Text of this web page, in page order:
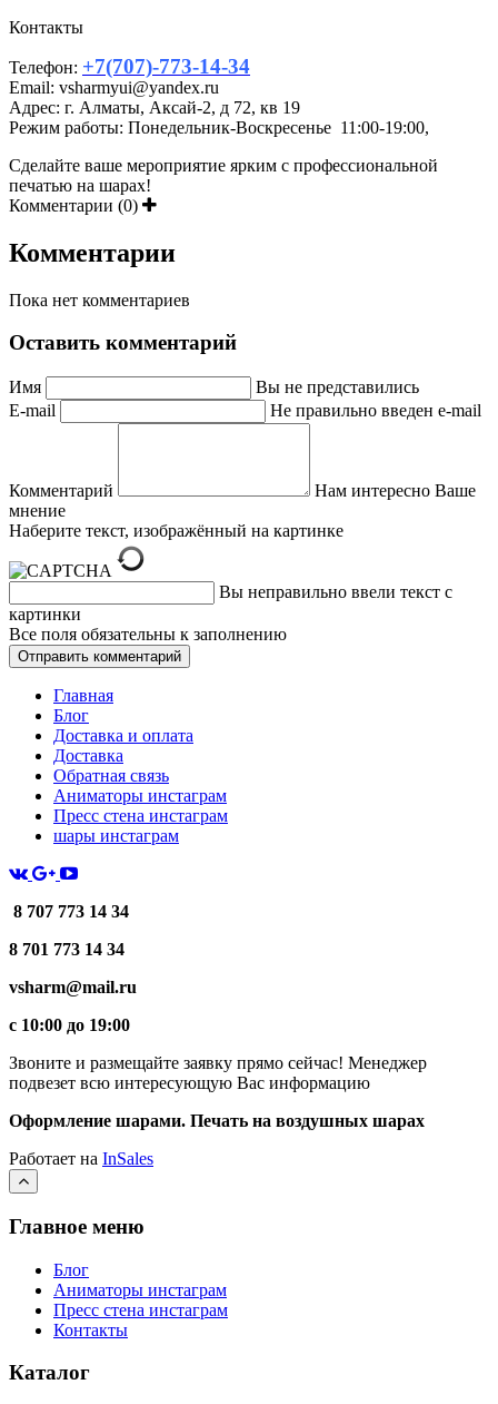
Контакты
Телефон: +7(707)-773-14-34
Email: vsharmyui@yandex.ru
Адрес: г. Алматы, Аксай-2, д 72, кв 19
Режим работы: Понедельник-Воскресенье 11:00-19:00,
Сделайте ваше мероприятие ярким с профессиональной
печатью на шарах!
Комментарии (0)
Комментарии
Пока нет комментариев
Оставить комментарий
Имя
Вы не представились
E-mail
Не правильно введен e-mail
Комментарий
Нам интересно Ваше
мнение
Наберите текст, изображённый на картинке
Вы неправильно ввели текст с
картинки
Все поля обязательны к заполнению
Главная
Блог
Доставка и оплата
Доставка
Обратная связь
Аниматоры инстаграм
Пресс стена инстаграм
шары инстаграм
8 707 773 14 34
8 701 773 14 34
vsharm@mail.ru
c 10:00 до 19:00
Звоните и размещайте заявку прямо сейчас! Менеджер
подвезет всю интересующую Вас информацию
Оформление шарами. Печать на воздушных шарах
Работает на InSales
Главное меню
Блог
Аниматоры инстаграм
Пресс стена инстаграм
Контакты
Каталог